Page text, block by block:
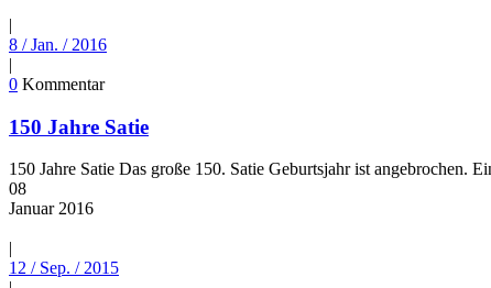
|
8 / Jan. / 2016
|
0 Kommentar
150 Jahre Satie
150 Jahre Satie Das große 150. Satie Geburtsjahr ist angebrochen.
08
Januar 2016
|
12 / Sep. / 2015